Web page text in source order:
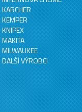
KARCHER
KEMPER
KNIPEX
MAKITA
MILWAUKEE
DALŠÍ VÝROBCI